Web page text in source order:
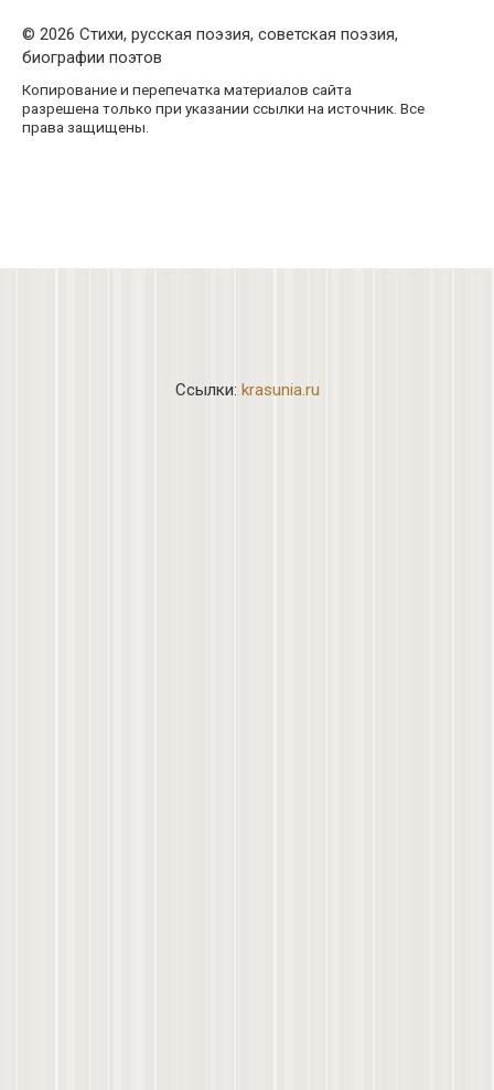
© 2026 Стихи, русская поэзия, советская поэзия,
биографии поэтов
Копирование и перепечатка материалов сайта
разрешена только при указании ссылки на источник. Все
права защищены.
Ссылки: krasunia.ru